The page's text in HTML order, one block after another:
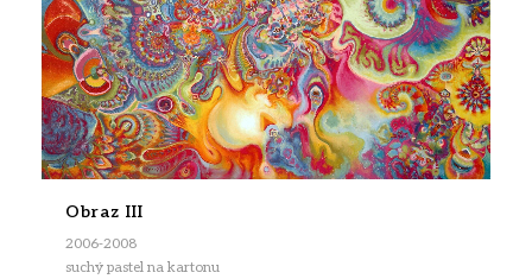
Obraz III
2006-2008
suchý pastel na kartonu